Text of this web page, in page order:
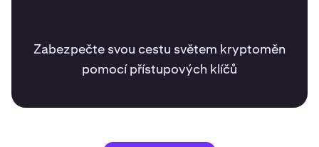
Zabezpečte svou cestu světem kryptoměn
pomocí přístupových klíčů